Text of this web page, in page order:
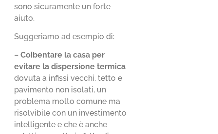
sono sicuramente un forte
aiuto.
Suggeriamo ad esempio di:
–Coibentare la casa per
evitare la dispersione termica
dovuta a infissi vecchi, tetto e
pavimento non isolati, un
problema molto comune ma
risolvibile con un investimento
intelligente e che è anche